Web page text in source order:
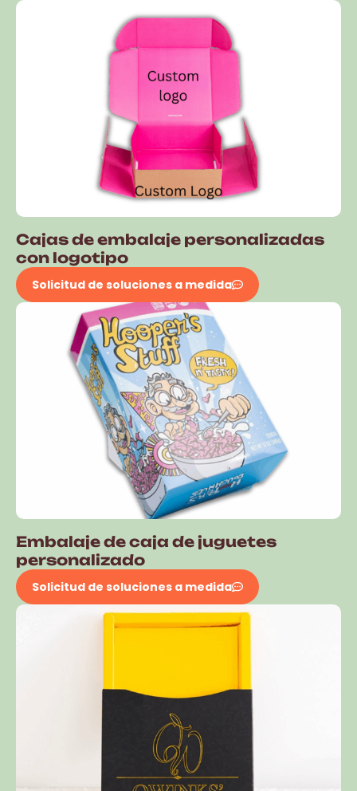
Cajas de embalaje personalizadas
con logotipo
Solicitud de soluciones a medida
Embalaje de caja de juguetes
personalizado
Solicitud de soluciones a medida